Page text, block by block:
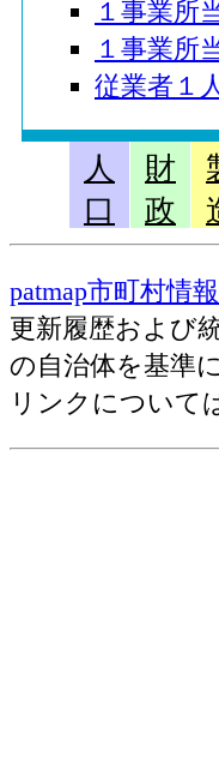
１事業所
１事業所
従業者１
売上(収入
事業所数
従業者数[
１事業所
人
口
財
政
patmap市町村情
更新履歴および
の自治体を基準
リンクについて